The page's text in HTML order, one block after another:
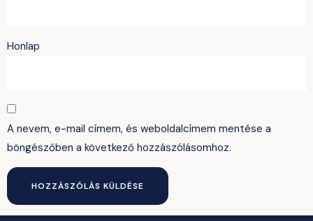
Honlap
A nevem, e-mail címem, és weboldalcímem mentése a
böngészőben a következő hozzászólásomhoz.